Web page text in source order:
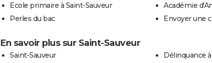
Ecole primaire à Saint-Sauveur
Perles du bac
Académie
Envoyer une
En savoir plus sur Saint-Sauveur
Saint-Sauveur
Délinquance